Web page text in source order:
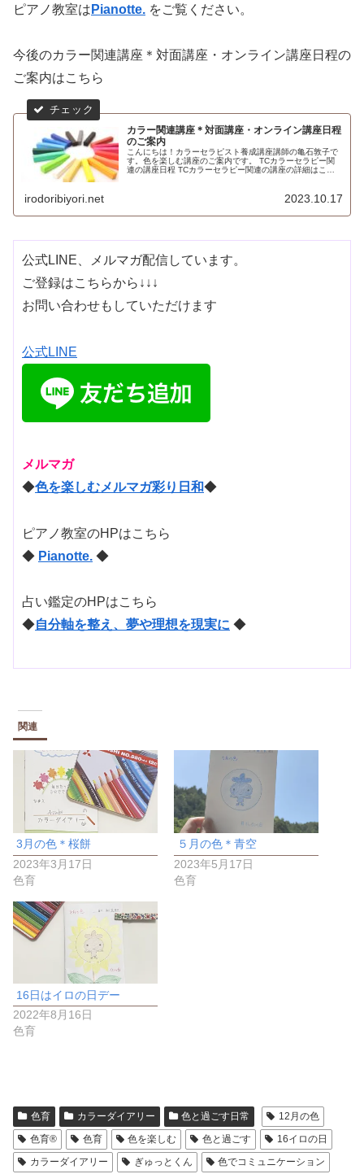
ピアノ教室は Pianotte. をご覧ください。
今後のカラー関連講座＊対面講座・オンライン講座日程の
ご案内はこちら
カラー関連講座＊対面講座・オンライン講座日程
のご案内
こんにちは！カラーセラピスト養成講座講師の亀石敦子で
す。色を楽しむ講座のご案内です。 TCカラーセラピー関
連の講座日程 TCカラーセラピー関連の講座の詳細はこち
irodoribiyori.net 2023.10.17
公式LINE、メルマガ配信しています。
ご登録はこちらから↓↓↓
お問い合わせもしていただけます
公式LINE
メルマガ
◆色を楽しむメルマガ彩り日和◆
ピアノ教室のHPはこちら
◆ Pianotte. ◆
占い鑑定のHPはこちら
◆自分軸を整え、夢や理想を現実に ◆
関連
3月の色＊桜餅
2023年3月17日
色育
５月の色＊青空
2023年5月17日
色育
16日はイロの日デー
2022年8月16日
色育
色育 カラーダイアリー 色と過ごす日常
12月の色
色育®
色育 色を楽しむ 色と過ごす
16イロの日
カラーダイアリー
ぎゅっとくん 色でコミュニケーション